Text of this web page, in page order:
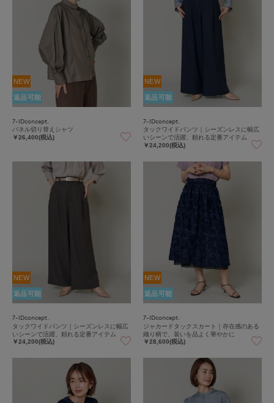
NEW
返品可能
7-IDconcept.
パネル切り替えシャツ
￥26,400(税込)
NEW
返品可能
7-IDconcept.
タックワイドパンツ｜シーズンレスに幅広
いシーンで活躍、頼れる定番アイテム
￥24,200(税込)
NEW
返品可能
7-IDconcept.
タックワイドパンツ｜シーズンレスに幅広
いシーンで活躍、頼れる定番アイテム
￥24,200(税込)
NEW
返品可能
7-IDconcept.
ジャカードタックスカート｜存在感のある
織り柄で、装いを品よく華やかに
￥28,600(税込)